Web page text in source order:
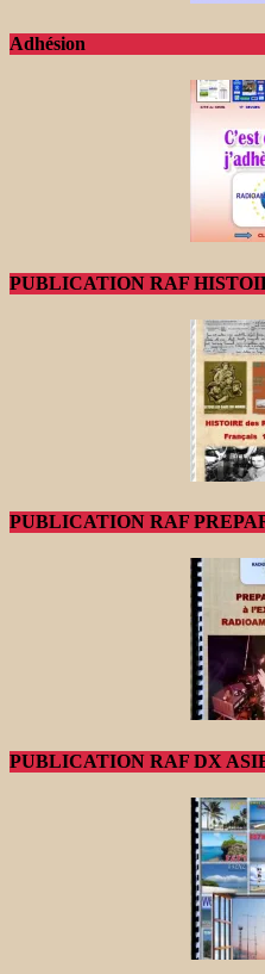
Adhésion
PUBLICATION RAF
PUBLICATION RAF
PUBLICATION RAF DX